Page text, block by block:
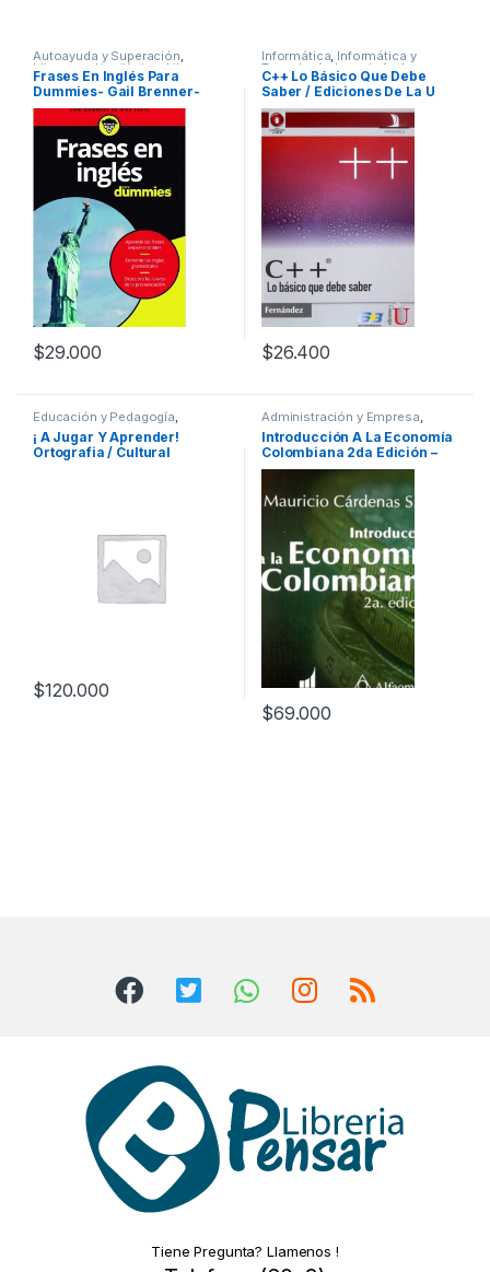
Autoayuda y Superación,
Idiomas y Lingüística Libros en
Inglés,Ocio y Tiempo Libre
Pasatiempos,Temas Varios
Frases En Inglés Para
Dummies- Gail Brenner-
Planeta
$29.000
Informática, Informática y
Tecnología Ingeniería de
Sistemas,Interes General,
Profesionales y tecnicos
C++ Lo Básico Que Debe
Saber / Ediciones De La U
$26.400
Educación y Pedagogía,
Idiomas y Lingüística
¡ A Jugar Y Aprender!
Ortografia / Cultural
$120.000
Administración y Empresa,
Derecho Economía y Finanzas
Profesionales y tecnicos
Introducción A La Economía
Colombiana 2da Edición –
Alfaomega
$69.000
Tiene Pregunta? Llamenos !